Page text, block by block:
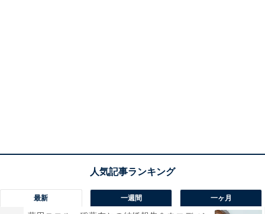
最新 一週間 一ヶ月